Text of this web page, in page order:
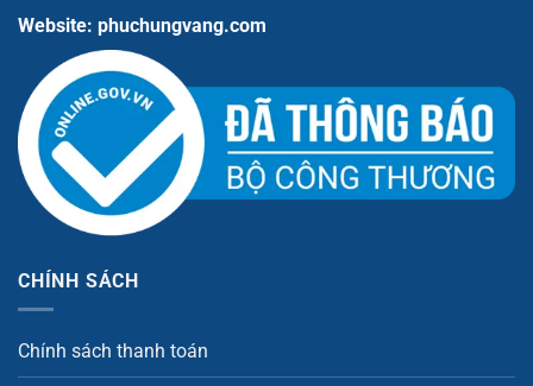
Website: phuchungvang.com
CHÍNH SÁCH
Chính sách thanh toán